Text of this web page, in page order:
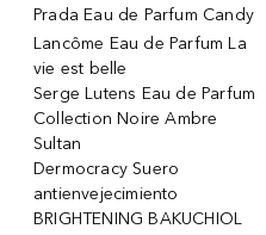
Prada Eau de Parfum Candy
Lancôme Eau de Parfum La
vie est belle
Serge Lutens Eau de Parfum
Collection Noire Ambre
Sultan
Dermocracy Suero
antienvejecimiento
BRIGHTENING BAKUCHIOL